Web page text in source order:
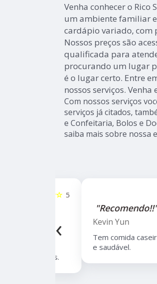
Venha conhecer o
um ambiente familiar
cardápio variado, com
Nossos preços são
qualificada para
procurando um lugar
é o lugar certo. Entre
nossos serviços.
Com nossos serviços
serviços já citados,
e Confeitaria, Bolos e
saiba mais sobre nossa
"Recomendo!!"
Kevin Yun
Tem comida caseira
e saudável.
‹